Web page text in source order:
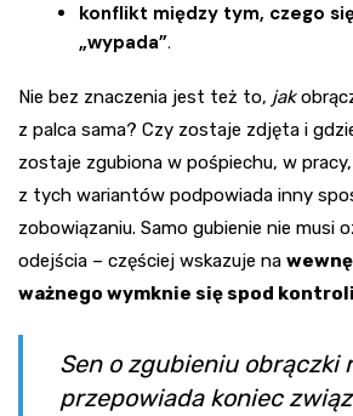
konflikt między tym, czego
„wypada”.
Nie bez znaczenia jest też to, jak
z palca sama? Czy zostaje zdjęta i
zostaje zgubiona w pośpiechu, w
z tych wariantów podpowiada inny
zobowiązaniu. Samo gubienie nie musi
odejścia – częściej wskazuje na
ważnego wymknie się spod kontroli
Sen o zgubieniu obrączki
przepowiada koniec